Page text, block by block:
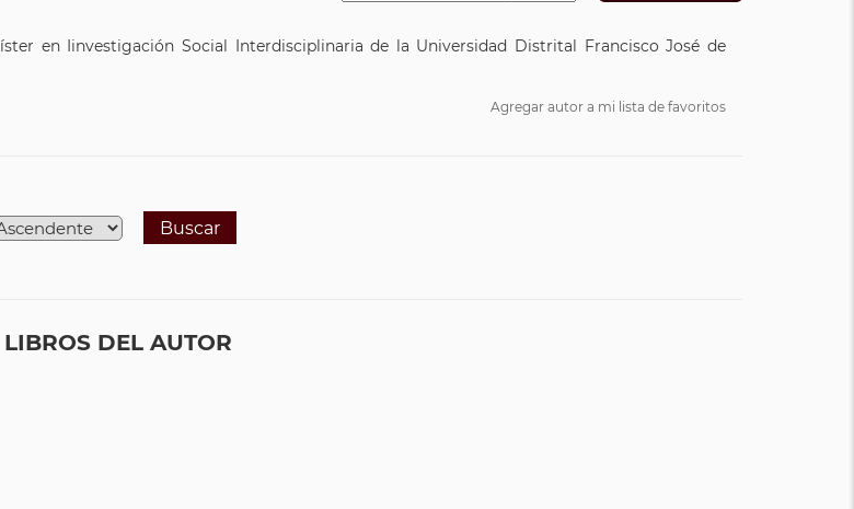
en Iinvestigación Social Interdisciplinaria de la Universidad Distrital Francisco José de
Agregar autor a mi lista de favoritos
Buscar
LIBROS DEL AUTOR